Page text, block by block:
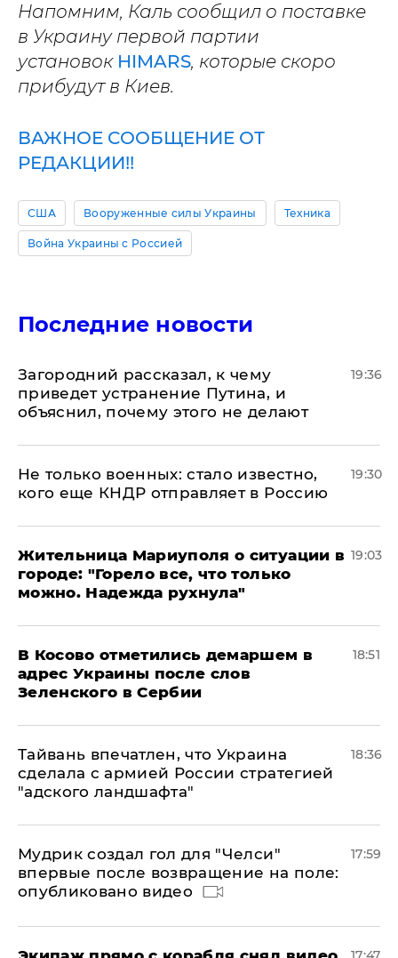
Напомним, Каль сообщил о поставке
в Украину первой партии
установок HIMARS, которые скоро
прибудут в Киев.
ВАЖНОЕ СООБЩЕНИЕ ОТ
РЕДАКЦИИ!!
США Вооруженные силы Украины Техника
Война Украины с Россией
Последние новости
Загородний рассказал, к чему
приведет устранение Путина, и
объяснил, почему этого не делают
19:36
Не только военных: стало известно,
кого еще КНДР отправляет в Россию
19:30
Жительница Мариуполя о ситуации в
городе: "Горело все, что только
можно. Надежда рухнула"
19:03
В Косово отметились демаршем в
адрес Украины после слов
Зеленского в Сербии
18:51
Тайвань впечатлен, что Украина
сделала с армией России стратегией
"адского ландшафта"
18:36
Мудрик создал гол для "Челси"
впервые после возвращение на поле:
опубликовано видео
17:59